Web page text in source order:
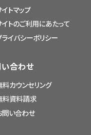
イトマップ
イトのご利用にあたって
ライバシーポリシー
合わせ
料カウンセリング
料資料請求
問い合わせ